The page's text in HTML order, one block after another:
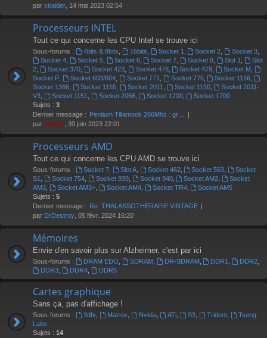
par xkaider , 14 mai 2023 02:54
Processeurs INTEL
Tout ce qui concerne les CPU Intel se trouve ici
Sous-forums : 4bits & 8bits 16bits Socket 1 Socket 2 Socket 3
Socket 4, Socket 5, Socket 6, Socket 7 Socket 8 Slot 1
Slot
2
Socket 370, Socket 423, Socket 478, Socket 479 Socket M
Socket P
Socket 603/604, Socket 771 Socket 775, Socket 1156
Socket 1366
Socket 1155, Socket 2011 Socket 1150,
Socket 2011-
V3
Socket 1151 Socket 2066, Socket 1200,
Socket 1700
Sujets : 3
Dernier message : Pentium Tillamook 266Mhz : gr…
par keyser , 30 juin 2023 22:01
Processeurs AMD
Tout ce qui concerne les CPU AMD se trouve ici
Sous-forums : Socket 7, Slot A, Socket 462, Socket 563
Socket
S1
Socket 754, Socket 939, Socket 940, Socket AM2
Socket
AM3
Socket AM3+, Socket AM4, Socket TR4,
Socket AM5
Sujets : 5
Dernier message : Re: THALASSOTHÉRAPIE VINTAGE
par DrDestroy , 05 févr. 2024 16:20
Mémoires
Envie d'en savoir plus sur Alzheimer, c'est par ici
Sous-forums : DRAM EDO SDRAM, DR-SDRAM, DDR1 DDR2
DDR3, DDR4, DDR5
Cartes graphique
Sans ça, pas d'affichage !
Sous-forums : 3dfx Matrox Nvidia, ATi S3 Trident
Tseng
Labs
Sujets : 14